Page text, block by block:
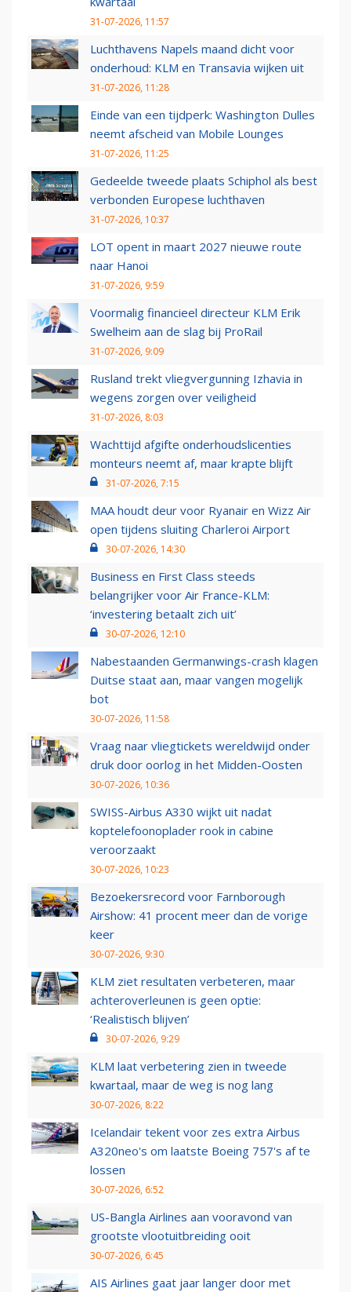
31-07-2026, 11:57
Luchthavens Napels maand dicht voor
onderhoud: KLM en Transavia wijken uit
31-07-2026, 11:28
Einde van een tijdperk: Washington Dulles
neemt afscheid van Mobile Lounges
31-07-2026, 11:25
Gedeelde tweede plaats Schiphol als best
verbonden Europese luchthaven
31-07-2026, 10:37
LOT opent in maart 2027 nieuwe route
naar Hanoi
31-07-2026, 9:59
Voormalig financieel directeur KLM Erik
Swelheim aan de slag bij ProRail
31-07-2026, 9:09
Rusland trekt vliegvergunning Izhavia in
wegens zorgen over veiligheid
31-07-2026, 8:03
Wachttijd afgifte onderhoudslicenties
monteurs neemt af, maar krapte blijft
31-07-2026, 7:15
MAA houdt deur voor Ryanair en Wizz Air
open tijdens sluiting Charleroi Airport
30-07-2026, 14:30
Business en First Class steeds
belangrijker voor Air France-KLM:
‘investering betaalt zich uit’
30-07-2026, 12:10
Nabestaanden Germanwings-crash klagen
Duitse staat aan, maar vangen mogelijk
bot
30-07-2026, 11:58
Vraag naar vliegtickets wereldwijd onder
druk door oorlog in het Midden-Oosten
30-07-2026, 10:36
SWISS-Airbus A330 wijkt uit nadat
koptelefoonoplader rook in cabine
veroorzaakt
30-07-2026, 10:23
Bezoekersrecord voor Farnborough
Airshow: 41 procent meer dan de vorige
keer
30-07-2026, 9:30
KLM ziet resultaten verbeteren, maar
achteroverleunen is geen optie:
‘Realistisch blijven’
30-07-2026, 9:29
KLM laat verbetering zien in tweede
kwartaal, maar de weg is nog lang
30-07-2026, 8:22
Icelandair tekent voor zes extra Airbus
A320neo's om laatste Boeing 757's af te
lossen
30-07-2026, 6:52
US-Bangla Airlines aan vooravond van
grootste vlootuitbreiding ooit
30-07-2026, 6:45
AIS Airlines gaat jaar langer door met